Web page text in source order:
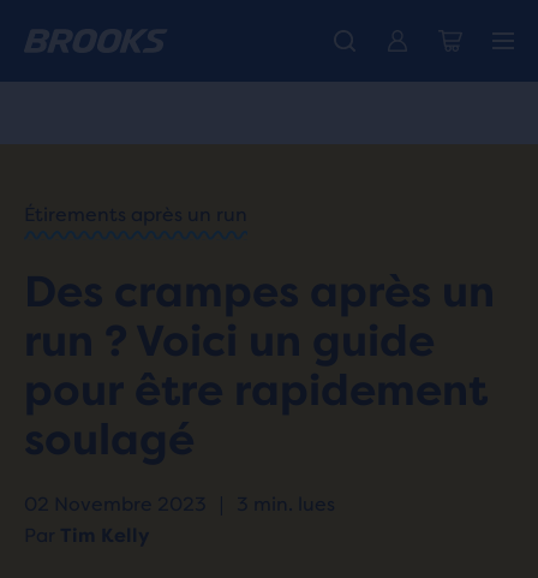
La toute nouvelle Ghost Amp est là - Acheter Femme Homme
Découvre la nouvelle collection Cascadia - Acheter maintenant
Expéditions gratuites sur les achats de plus de € 100
HAPPY
/
BIEN-
ÊTRE
/
CRAMPING
PAINS
AFTER A
RUN
Étirements après un run
Des crampes après un
run ? Voici un guide
pour être rapidement
soulagé
02 Novembre 2023 |
3 min. lues
Par Tim Kelly